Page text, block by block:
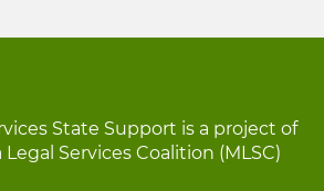
State Support is a project of
Services Coalition (MLSC)